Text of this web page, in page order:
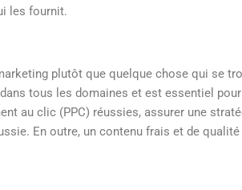
les fournit.
plutôt que quelque chose qui se
tous les domaines et est essentiel
au clic (PPC) réussies, assurer une
En outre, un contenu frais et de